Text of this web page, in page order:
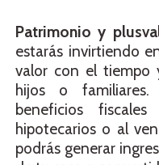
Patrimonio y
estarás invirtiendo
valor con el tiempo
hijos o familiares.
beneficios
hipotecarios o al
podrás generar